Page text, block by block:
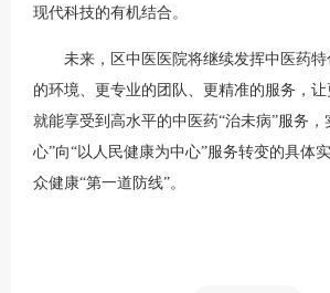
现代科技的有机结合。
未来，区中医医院将继续发挥中医药
的环境、更专业的团队、更精准的服务，让
就能享受到高水平的中医药“治未病”服务，
心”向“以人民健康为中心”服务转变的具体
众健康“第一道防线”。